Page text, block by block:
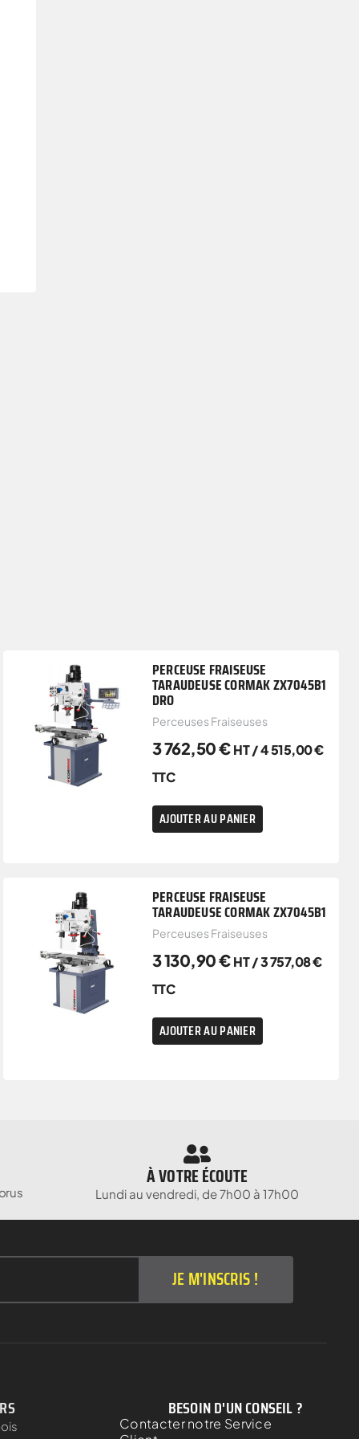
PERCEUSE FRAISEUSE
TARAUDEUSE CORMAK ZX7045B1
DRO
Perceuses Fraiseuses
3 762,50€HT /4 515,00€
TTC
AJOUTER AU PANIER
PERCEUSE FRAISEUSE
TARAUDEUSE CORMAK ZX7045B1
Perceuses Fraiseuses
3 130,90€HT /3 757,08€
TTC
AJOUTER AU PANIER
À VOTRE ÉCOUTE
Lundi au vendredi, de 7h00 à 17h00
JE M'INSCRIS !
BESOIN D'UN CONSEIL ?
Contacter notre Service